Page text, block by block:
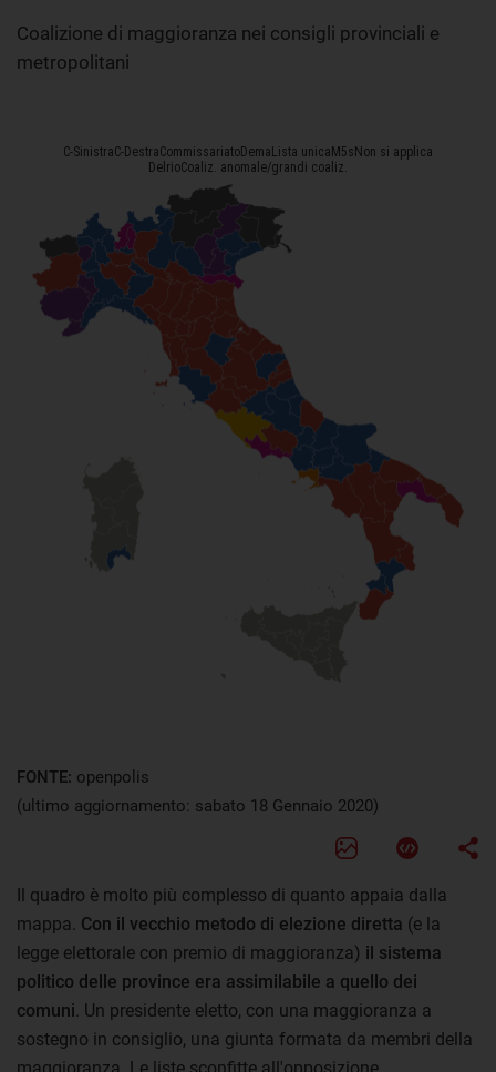
Coalizione di maggioranza nei consigli provinciali e
metropolitani
FONTE: openpolis
(ultimo aggiornamento: sabato 18 Gennaio 2020)
Il quadro è molto più complesso di quanto appaia dalla
mappa. Con il vecchio metodo di elezione diretta (e la
legge elettorale con premio di maggioranza) il sistema
politico delle province era assimilabile a quello dei
comuni. Un presidente eletto, con una maggioranza a
sostegno in consiglio, una giunta formata da membri della